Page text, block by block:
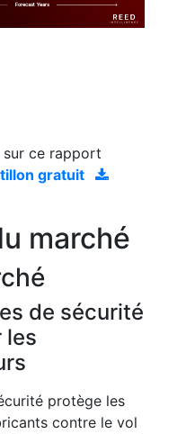
Forecast Years
ce rapport
gratuit
marché
de sécurité
les
protège les
contre le vol